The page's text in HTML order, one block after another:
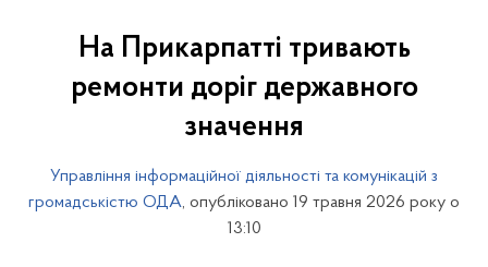
На Прикарпатті тривають
ремонти доріг державного
значення
Управління інформаційної діяльності та комунікацій з
громадськістю ОДА, опубліковано 19 травня 2026 року о
13:10